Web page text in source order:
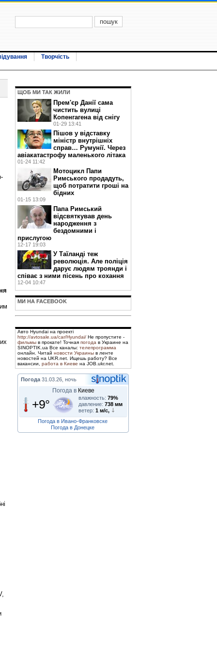
Творчість
ЩОБ МИ ТАК ЖИЛИ
Прем'єр Данії сама
чистить вулиці
Копенгагена від снігу
01-29 13:41
Пішов у відставку
міністр внутрішніх
справ… Румунії. Через
авіакатастрофу маленького літака
01-24 11:42
Мотоцикл Папи
Римського продадуть,
щоб потратити гроші на
бідних
01-15 13:09
Папа Римський
відсвяткував день
народження з
бездомними і
прислугою
12-17 19:03
У Таїланді теж
революція. Але поліція
дарує людям троянди і
співає з ними пісень про кохання
12-04 10:47
МИ НА FACEBOOK
Авто Hyundai на проекті
http://avtosale.ua/car/Hyundai/ Не пропустите -
фильмы в прокате! Точная погода в Украине на
SINOPTIK.ua Все каналы: телепрограмма
онлайн. Читай новости Украины в ленте
новостей на UKR.net. Ищешь работу? Все
вакансии, работа в Киеве на JOB.ukr.net.
Погода 31.03.26, ночь
Погода в Киеве
+9° влажность: 79%
давление: 738 мм
ветер: 1 м/с,
Погода в Ивано-Франковске
Погода в Донецке